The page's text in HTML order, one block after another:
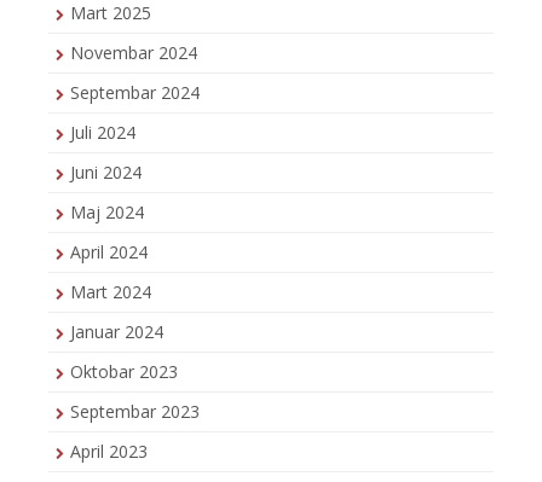
Mart 2025
Novembar 2024
Septembar 2024
Juli 2024
Juni 2024
Maj 2024
April 2024
Mart 2024
Januar 2024
Oktobar 2023
Septembar 2023
April 2023